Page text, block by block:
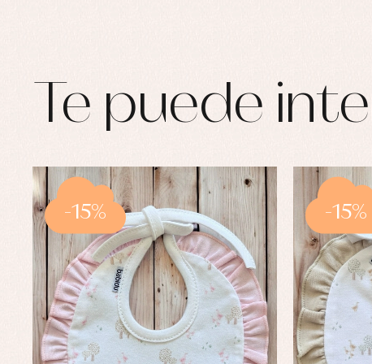
Te puede
-15% -15%